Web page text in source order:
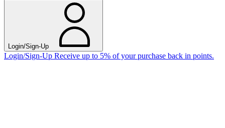
Login/Sign-Up
Login/Sign-Up Receive up to 5% of your purchase back in points.